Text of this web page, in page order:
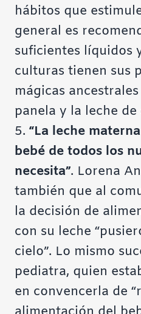
hábitos que
general es
suficientes líquidos
culturas tienen sus
mágicas
panela y la leche de
5. “La leche
bebé de todos los
necesita”. Lorena
también que al
la decisión de
con su leche
cielo”. Lo mismo
pediatra, quien
en convencerla de